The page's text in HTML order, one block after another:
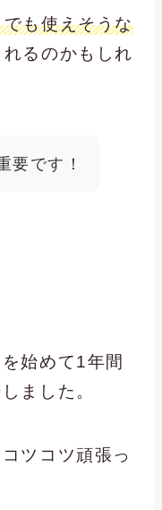
でも使えそうな
るのかもしれ
要です！
始めて1年間
ました。
ツコツ頑張っ